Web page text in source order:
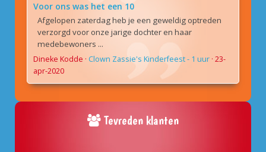
Voor ons was het een 10
Afgelopen zaterdag heb je een geweldig optreden
verzorgd voor onze jarige dochter en haar
medebewoners ...
Dineke Kodde · Clown Zassie's Kinderfeest - 1 uur · 23-
apr-2020
Tevreden klanten